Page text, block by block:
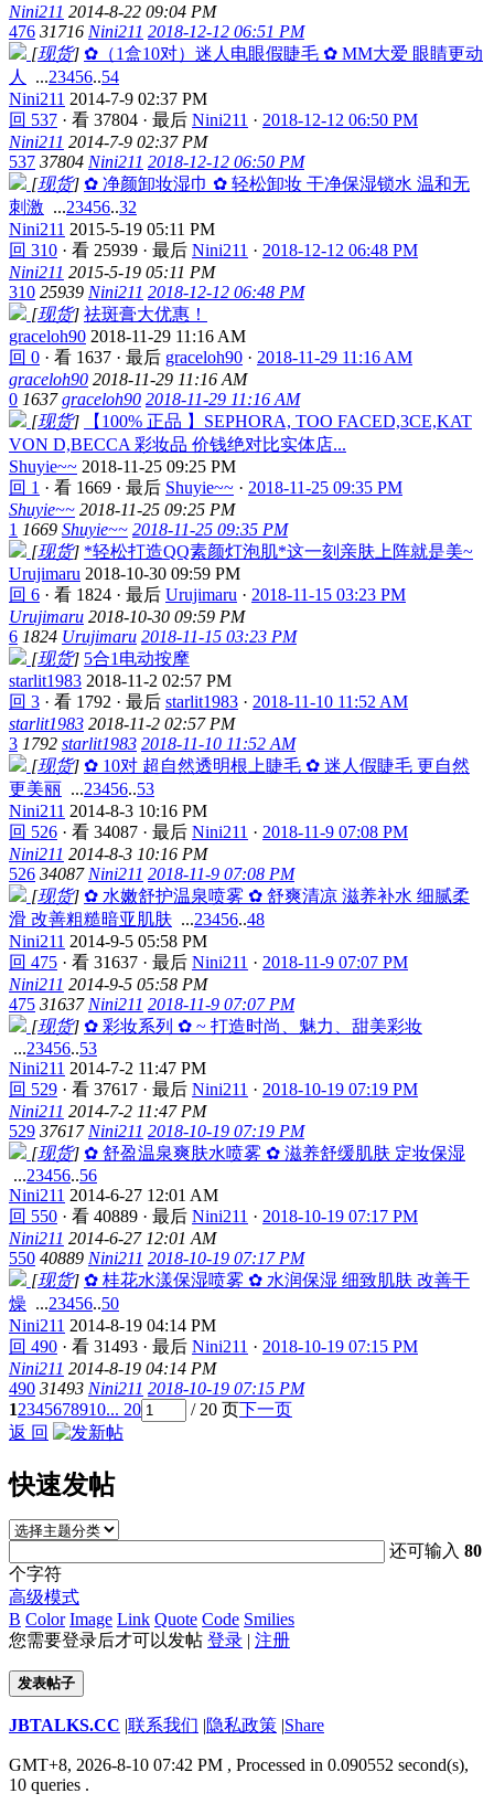
Nini211 2014-8-22 09:04 PM
476 31716 Nini211 2018-12-12 06:51 PM
[现货] ✿（1盒10对）迷人电眼假睫毛 ✿ MM大爱 眼睛更动
人
...23456..54
Nini211 2014-7-9 02:37 PM
回 537 · 看 37804 · 最后 Nini211 · 2018-12-12 06:50 PM
Nini211 2014-7-9 02:37 PM
537 37804 Nini211 2018-12-12 06:50 PM
[现货] ✿ 净颜卸妆湿巾 ✿ 轻松卸妆 干净保湿锁水 温和无
刺激 ...23456..32
Nini211 2015-5-19 05:11 PM
回 310 · 看 25939 · 最后 Nini211 · 2018-12-12 06:48 PM
Nini211 2015-5-19 05:11 PM
310 25939 Nini211 2018-12-12 06:48 PM
[现货] 祛斑膏大优惠！
graceloh90 2018-11-29 11:16 AM
回 0 · 看 1637 · 最后 graceloh90 · 2018-11-29 11:16 AM
graceloh90 2018-11-29 11:16 AM
0 1637 graceloh90 2018-11-29 11:16 AM
[现货]
【100% 正品 】SEPHORA, TOO FACED,3CE,KAT
VON D,BECCA 彩妆品 价钱绝对比实体店...
Shuyie~~ 2018-11-25 09:25 PM
回 1 · 看 1669 · 最后 Shuyie~~ · 2018-11-25 09:35 PM
Shuyie~~ 2018-11-25 09:25 PM
1 1669 Shuyie~~ 2018-11-25 09:35 PM
[现货] *轻松打造QQ素颜灯泡肌*这一刻亲肤上阵就是美~
Urujimaru 2018-10-30 09:59 PM
回 6 · 看 1824 · 最后 Urujimaru · 2018-11-15 03:23 PM
Urujimaru 2018-10-30 09:59 PM
6 1824 Urujimaru 2018-11-15 03:23 PM
[现货] 5合1电动按摩
starlit1983 2018-11-2 02:57 PM
回 3 · 看 1792 · 最后 starlit1983 · 2018-11-10 11:52 AM
starlit1983 2018-11-2 02:57 PM
3 1792 starlit1983 2018-11-10 11:52 AM
[现货] ✿ 10对 超自然透明根上睫毛 ✿ 迷人假睫毛 更自然
更美丽 ...23456..53
Nini211 2014-8-3 10:16 PM
回 526 · 看 34087 · 最后 Nini211 · 2018-11-9 07:08 PM
Nini211 2014-8-3 10:16 PM
526 34087 Nini211 2018-11-9 07:08 PM
[现货] ✿ 水嫩舒护温泉喷雾 ✿ 舒爽清凉 滋养补水 细腻柔
滑 改善粗糙暗亚肌肤 ...23456..48
Nini211 2014-9-5 05:58 PM
回 475 · 看 31637 · 最后 Nini211 · 2018-11-9 07:07 PM
Nini211 2014-9-5 05:58 PM
475 31637 Nini211 2018-11-9 07:07 PM
[现货] ✿ 彩妆系列 ✿ ~ 打造时尚、魅力、甜美彩妆
...23456..53
Nini211 2014-7-2 11:47 PM
回 529 · 看 37617 · 最后 Nini211 · 2018-10-19 07:19 PM
Nini211 2014-7-2 11:47 PM
529 37617 Nini211 2018-10-19 07:19 PM
[现货] ✿ 舒盈温泉爽肤水喷雾 ✿ 滋养舒缓肌肤 定妆保湿
...23456..56
Nini211 2014-6-27 12:01 AM
回 550 · 看 40889 · 最后 Nini211 · 2018-10-19 07:17 PM
Nini211 2014-6-27 12:01 AM
550 40889 Nini211 2018-10-19 07:17 PM
[现货] ✿ 桂花水漾保湿喷雾 ✿ 水润保湿 细致肌肤 改善干
燥 ...23456..50
Nini211 2014-8-19 04:14 PM
回 490 · 看 31493 · 最后 Nini211 · 2018-10-19 07:15 PM
Nini211 2014-8-19 04:14 PM
490 31493 Nini211 2018-10-19 07:15 PM
12345678910... 20 / 20 页下一页
返 回
快速发帖
还可输入80
个字符
高级模式
B Color Image Link Quote Code Smilies
您需要登录后才可以发帖 登录 | 注册
发表帖子
JBTALKS.CC |联系我们 |隐私政策 |Share
GMT+8, 2026-8-10 07:42 PM , Processed in 0.090552 second(s),
10 queries .